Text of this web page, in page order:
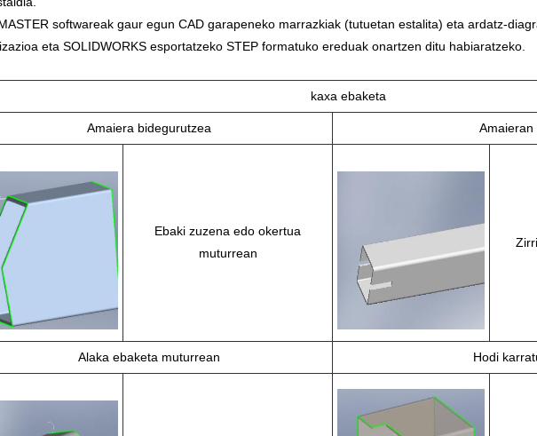
softwareak gaur egun CAD garapeneko marrazkiak (tutuetan estalita) eta ardatz-
eta SOLIDWORKS esportatzeko STEP formatuko ereduak onartzen ditu habiaratzeko.
kaxa ebaketa
Amaiera bidegurutzea Amaieran
Ebaki zuzena edo okertua
muturrean
Alaka ebaketa muturrean Hodi